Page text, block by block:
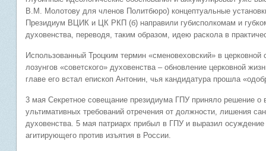
В.М. Молотову для членов Политбюро) концептуальные
Президиум ВЦИК и ЦК РКП (б) направили губисполкомам и
духовенства, переводя, таким образом, идею раскола в
Использованный Троцким термин «сменовеховский» в
лозунгов «советского» духовенства – обновление церковной
главе его встал епископ Антонин, чья кандидатура прошла
3 мая Секретное совещание президиума ГПУ приняло решение о
ультимативных требований отречения от должности, лишения
духовенства. 5 мая патриарх прибыл в ГПУ и выразил
агитирующего против изъятия в России.